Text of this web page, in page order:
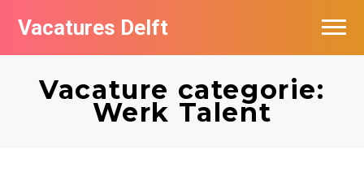
Vacatures Delft
Vacature categorie:
Werk Talent
Vacatures per bedrijf in Delft